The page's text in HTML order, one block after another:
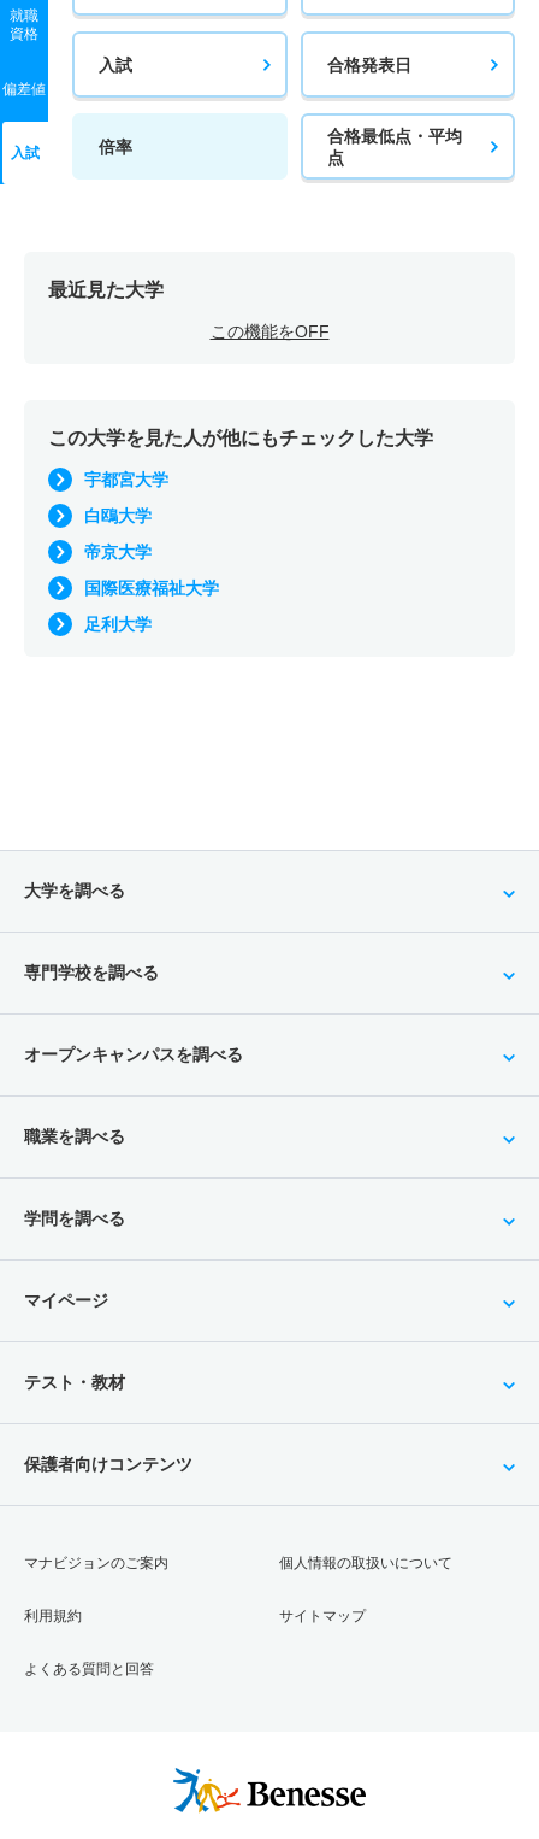
就職
資格
偏差値
入試
入試 合格発表日
倍率
合格最低点・平均
点
最近見た大学
この機能をOFF
この大学を見た人が他にもチェックした大学
宇都宮大学
白鴎大学
帝京大学
国際医療福祉大学
足利大学
大学を調べる
専門学校を調べる
オープンキャンパスを調べる
職業を調べる
学問を調べる
マイページ
テスト・教材
保護者向けコンテンツ
マナビジョンのご案内
利用規約
よくある質問と回答
個人情報の取扱いについて
サイトマップ